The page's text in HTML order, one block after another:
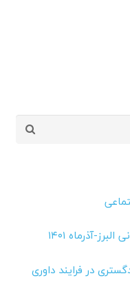
آذرماه ۱۴۰۱
در فرایند داوری